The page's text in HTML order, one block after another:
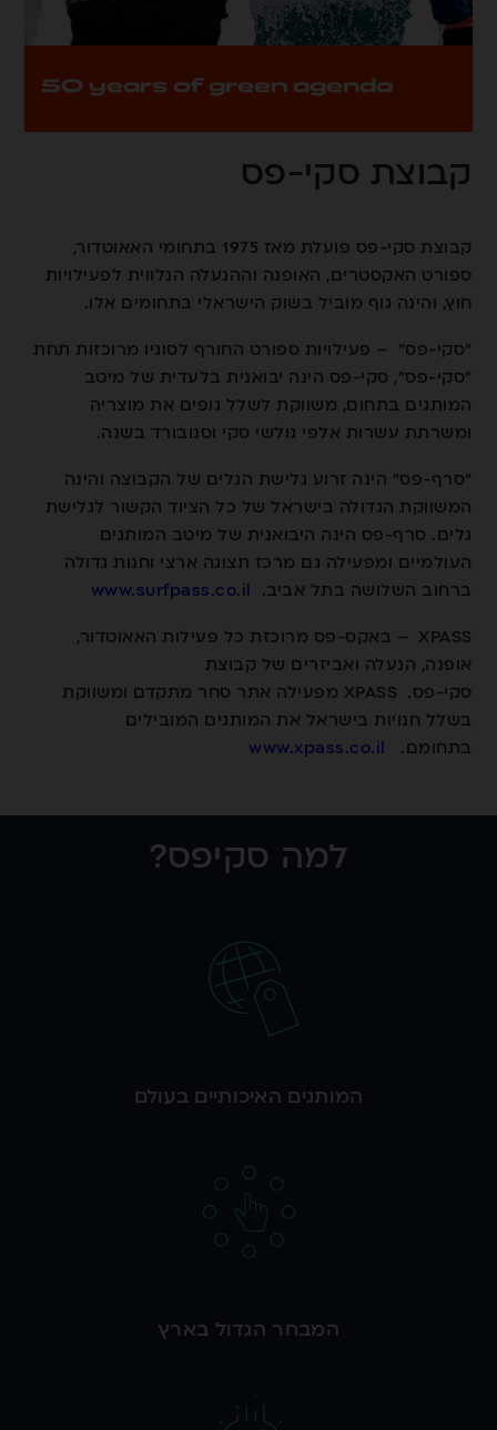
קבוצת סקי-פס
קבוצת סקי-פס פועלת מאז 1975 בתחומי האאוטדור,
ספורט האקסטרים, האופנה וההנעלה הנלווית לפעילויות
חוץ, והינה גוף מוביל בשוק הישראלי בתחומים אלו.
"סקי-פס" – פעילויות ספורט החורף לסוגיו מרוכזות תחת
"סקי-פס", סקי-פס הינה יבואנית בלעדית של מיטב
המותגים בתחום, משווקת לשלל גופים את מוצריה
ומשרתת עשרות אלפי גולשי סקי וסנובורד בשנה.
"סרף-פס" הינה זרוע גלישת הגלים של הקבוצה והינה
המשווקת הגדולה בישראל של כל הציוד הקשור לגלישת
גלים. סרף-פס הינה היבואנית של מיטב המותגים
העולמיים ומפעילה גם מרכז תצוגה ארצי וחנות גדולה
ברחוב השלושה בתל אביב. www.surfpass.co.il
XPASS – באקס-פס מרוכזת כל פעילות האאוטדור,
אופנה, הנעלה ואביזרים של קבוצת
סקי-פס. XPASS מפעילה אתר סחר מתקדם ומשווקת
בשלל חנויות בישראל את המותגים המובילים
בתחומם. www.xpass.co.il
50 years of green agenda
למה סקיפס?
המותגים האיכותיים בעולם
המבחר הגדול בארץ